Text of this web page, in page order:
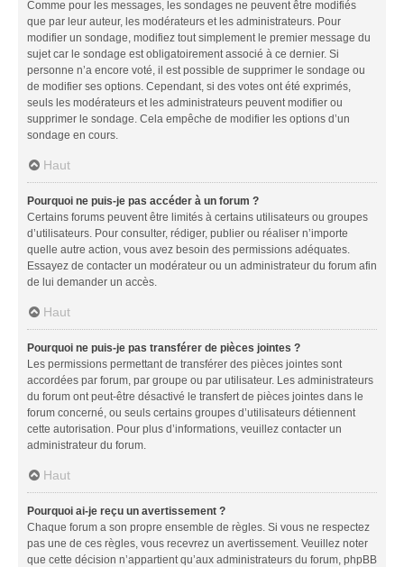
Comme pour les messages, les sondages ne peuvent être modifiés
que par leur auteur, les modérateurs et les administrateurs. Pour
modifier un sondage, modifiez tout simplement le premier message du
sujet car le sondage est obligatoirement associé à ce dernier. Si
personne n’a encore voté, il est possible de supprimer le sondage ou
de modifier ses options. Cependant, si des votes ont été exprimés,
seuls les modérateurs et les administrateurs peuvent modifier ou
supprimer le sondage. Cela empêche de modifier les options d’un
sondage en cours.
Haut
Pourquoi ne puis-je pas accéder à un forum ?
Certains forums peuvent être limités à certains utilisateurs ou groupes
d’utilisateurs. Pour consulter, rédiger, publier ou réaliser n’importe
quelle autre action, vous avez besoin des permissions adéquates.
Essayez de contacter un modérateur ou un administrateur du forum afin
de lui demander un accès.
Haut
Pourquoi ne puis-je pas transférer de pièces jointes ?
Les permissions permettant de transférer des pièces jointes sont
accordées par forum, par groupe ou par utilisateur. Les administrateurs
du forum ont peut-être désactivé le transfert de pièces jointes dans le
forum concerné, ou seuls certains groupes d’utilisateurs détiennent
cette autorisation. Pour plus d’informations, veuillez contacter un
administrateur du forum.
Haut
Pourquoi ai-je reçu un avertissement ?
Chaque forum a son propre ensemble de règles. Si vous ne respectez
pas une de ces règles, vous recevrez un avertissement. Veuillez noter
que cette décision n’appartient qu’aux administrateurs du forum, phpBB